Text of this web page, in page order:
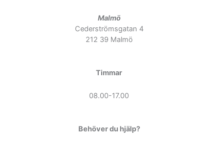
Malmö
Cederströmsgatan 4
212 39 Malmö
Timmar
08.00-17.00
Behöver du hjälp?